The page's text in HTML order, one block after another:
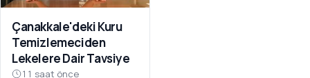
Çanakkale'deki Kuru
Temizlemeciden
Lekelere Dair Tavsiye
11 saat önce